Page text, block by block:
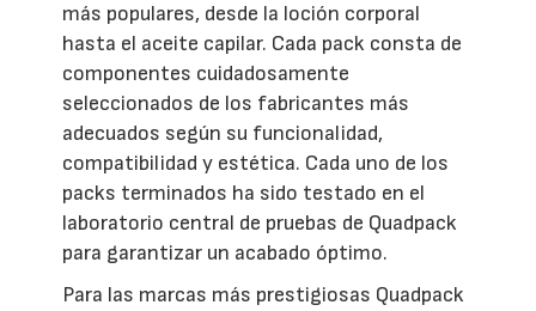
más populares, desde la loción corporal
hasta el aceite capilar. Cada pack consta de
componentes cuidadosamente
seleccionados de los fabricantes más
adecuados según su funcionalidad,
compatibilidad y estética. Cada uno de los
packs terminados ha sido testado en el
laboratorio central de pruebas de Quadpack
para garantizar un acabado óptimo.
Para las marcas más prestigiosas Quadpack